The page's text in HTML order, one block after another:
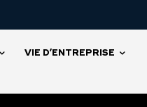
VIE D’ENTREPRISE